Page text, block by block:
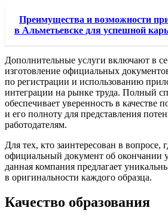
Преимущества и возможности
в Альметьевске для успешной
Дополнительные услуги включают в
изготовление официальных
по регистрации и использованию
интеграции на рынке труда. Полный
обеспечивает уверенность в качестве
и его полноту для представления
работодателям.
Для тех, кто заинтересован в вопросе,
официальный документ об окончании
данная компания предлагает
в оригинальности каждого образца.
Качество образования